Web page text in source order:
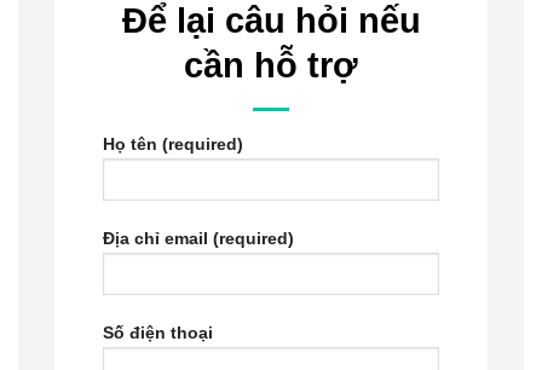
Để lại câu hỏi nếu
cần hỗ trợ
Họ tên (required)
Địa chỉ email (required)
Số điện thoại